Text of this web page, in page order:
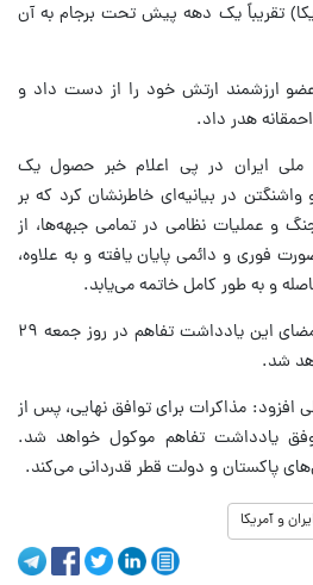
تقریباً یک دهه پیش تحت برجام به آن
کانا تاکید کرد: آمریکا ۱۴ عضو ارزشمند ارتش خود را از دست داد و
هدر داد.
ملی ایران در پی اعلام خبر حصول یک
در بیانیه‌ای خاطرنشان کرد که بر
و عملیات نظامی در تمامی جبهه‌ها، از
فوری و دائمی پایان یافته و به علاوه،
و به طور کامل خاتمه می‌یابد.
در این بیانیه آمده است که امضای این یادداشت تفاهم در روز جمعه ۲۹
شد.
افزود: مذاکرات برای توافق نهایی، پس از
یادداشت تفاهم موکول خواهد شد.
پاکستان و دولت قطر قدردانی می‌کند.
و آمریکا